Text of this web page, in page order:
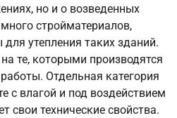
но и о возведенных
стройматериалов,
утепления таких зданий.
те, которыми производятся
Отдельная категория
с влагой и под воздействием
свои технические свойства.